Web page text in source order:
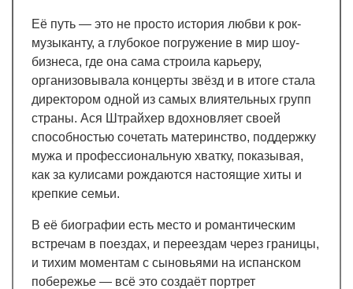
Её путь — это не просто история любви к рок-
музыканту, а глубокое погружение в мир шоу-
бизнеса, где она сама строила карьеру,
организовывала концерты звёзд и в итоге стала
директором одной из самых влиятельных групп
страны. Ася Штрайхер вдохновляет своей
способностью сочетать материнство, поддержку
мужа и профессиональную хватку, показывая,
как за кулисами рождаются настоящие хиты и
крепкие семьи.
В её биографии есть место и романтическим
встречам в поездах, и переездам через границы,
и тихим моментам с сыновьями на испанском
побережье — всё это создаёт портрет